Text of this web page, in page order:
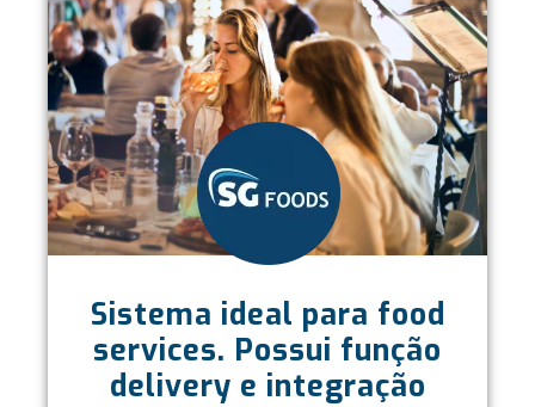
Sistema ideal para food
services. Possui função
delivery e integração